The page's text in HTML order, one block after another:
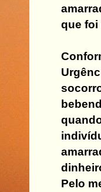
que foi
Pelo